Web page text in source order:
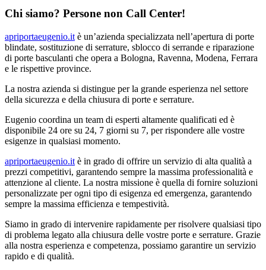
Chi siamo? Persone non Call Center!
apriportaeugenio.it è un’azienda specializzata nell’apertura di porte
blindate, sostituzione di serrature, sblocco di serrande e riparazione
di porte basculanti che opera a Bologna, Ravenna, Modena, Ferrara
e le rispettive province.
La nostra azienda si distingue per la grande esperienza nel settore
della sicurezza e della chiusura di porte e serrature.
Eugenio coordina un team di esperti altamente qualificati ed è
disponibile 24 ore su 24, 7 giorni su 7, per rispondere alle vostre
esigenze in qualsiasi momento.
apriportaeugenio.it è in grado di offrire un servizio di alta qualità a
prezzi competitivi, garantendo sempre la massima professionalità e
attenzione al cliente. La nostra missione è quella di fornire soluzioni
personalizzate per ogni tipo di esigenza ed emergenza, garantendo
sempre la massima efficienza e tempestività.
Siamo in grado di intervenire rapidamente per risolvere qualsiasi tipo
di problema legato alla chiusura delle vostre porte e serrature. Grazie
alla nostra esperienza e competenza, possiamo garantire un servizio
rapido e di qualità.